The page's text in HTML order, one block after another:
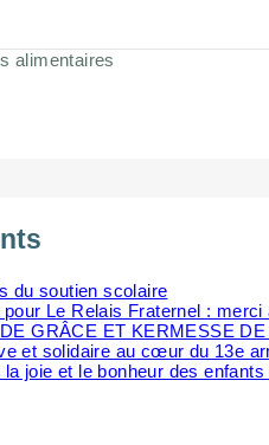
alimentaires
du soutien scolaire
Le Relais Fraternel : merci
GRÂCE ET KERMESSE
et solidaire au cœur du 13e
joie et le bonheur des